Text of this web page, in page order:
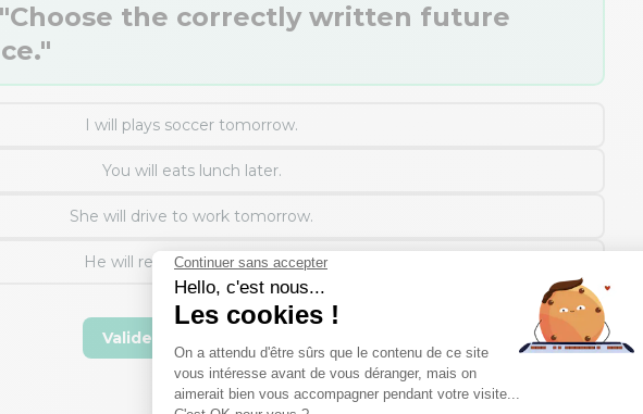
the correctly written future
I will plays soccer tomorrow.
You will eats lunch later.
She will drive to work tomorrow.
He will reads a book tonight.
Valider mes réponses